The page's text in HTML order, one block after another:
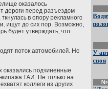
оказалось
дороги перед разъездом
в опору рекламного
ищут до сих пор. Возможно,
будет утверждать, что
поток автомобилей. Но
оказались подчиненные
ГАИ. Не только на
коллеги из других
У
своя
№